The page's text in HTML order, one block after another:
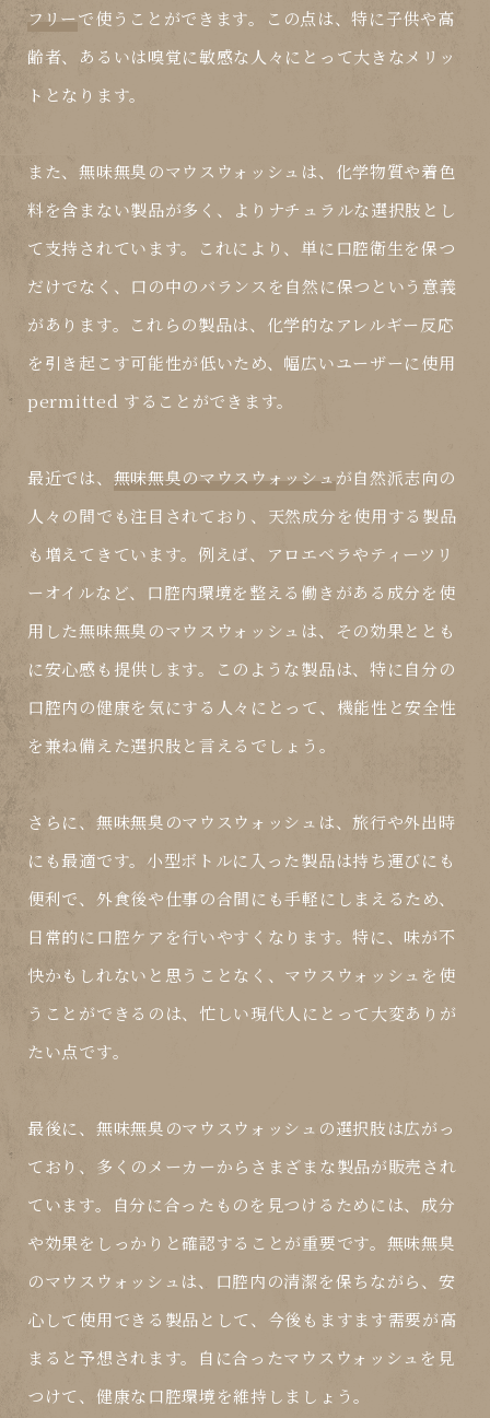
フリーで使うことができます。この点は、特に子供や高
齢者、あるいは嗅覚に敏感な人々にとって大きなメリッ
トとなります。
また、無味無臭のマウスウォッシュは、化学物質や着色
料を含まない製品が多く、よりナチュラルな選択肢とし
て支持されています。これにより、単に口腔衛生を保つ
だけでなく、口の中のバランスを自然に保つという意義
があります。これらの製品は、化学的なアレルギー反応
を引き起こす可能性が低いため、幅広いユーザーに使用
permitted することができます。
最近では、 無味無臭のマウスウォッシュが自然派志向の
人々の間でも注目されており、天然成分を使用する製品
も増えてきています。例えば、アロエベラやティーツリ
ーオイルなど、口腔内環境を整える働きがある成分を使
用した無味無臭のマウスウォッシュは、その効果ととも
に安心感も提供します。このような製品は、特に自分の
口腔内の健康を気にする人々にとって、機能性と安全性
を兼ね備えた選択肢と言えるでしょう。
さらに、無味無臭のマウスウォッシュは、旅行や外出時
にも最適です。小型ボトルに入った製品は持ち運びにも
便利で、外食後や仕事の合間にも手軽にしまえるため、
日常的に口腔ケアを行いやすくなります。特に、味が不
快かもしれないと思うことなく、マウスウォッシュを使
うことができるのは、忙しい現代人にとって大変ありが
たい点です。
最後に、無味無臭のマウスウォッシュの選択肢は広がっ
ており、多くのメーカーからさまざまな製品が販売され
ています。自分に合ったものを見つけるためには、成分
や効果をしっかりと確認することが重要です。無味無臭
のマウスウォッシュは、口腔内の清潔を保ちながら、安
心して使用できる製品として、今後もますます需要が高
まると予想されます。自に合ったマウスウォッシュを見
つけて、健康な口腔環境を維持しましょう。